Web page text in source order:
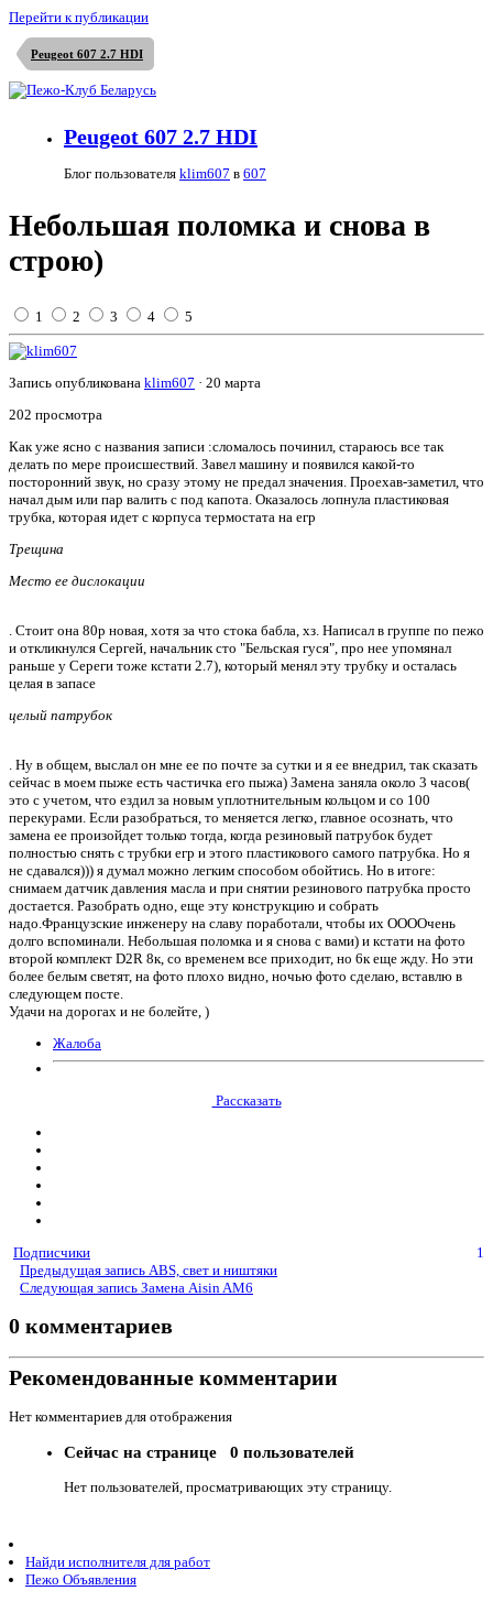
Перейти к публикации
Peugeot 607 2.7 HDI
Peugeot 607 2.7 HDI
Блог пользователя klim607 в 607
Небольшая поломка и снова в
строю)
1 2 3 4 5
Запись опубликована klim607 · 20 марта
202 просмотра
Как уже ясно с названия записи :сломалось починил, стараюсь все так
делать по мере происшествий. Завел машину и появился какой-то
посторонний звук, но сразу этому не предал значения. Проехав-заметил, что
начал дым или пар валить с под капота. Оказалось лопнула пластиковая
трубка, которая идет с корпуса термостата на егр
Трещина
Место ее дислокации
. Стоит она 80р новая, хотя за что стока бабла, хз. Написал в группе по пежо
и откликнулся Сергей, начальник сто "Бельская гуся", про нее упомянал
раньше у Сереги тоже кстати 2.7), который менял эту трубку и осталась
целая в запасе
целый патрубок
. Ну в общем, выслал он мне ее по почте за сутки и я ее внедрил, так сказать
сейчас в моем пыже есть частичка его пыжа) Замена заняла около 3 часов(
это с учетом, что ездил за новым уплотнительным кольцом и со 100
перекурами. Если разобраться, то меняется легко, главное осознать, что
замена ее произойдет только тогда, когда резиновый патрубок будет
полностью снять с трубки егр и этого пластикового самого патрубка. Но я
не сдавался))) я думал можно легким способом обойтись. Но в итоге:
снимаем датчик давления масла и при снятии резинового патрубка просто
достается. Разобрать одно, еще эту конструкцию и собрать
надо.Французские инженеру на славу поработали, чтобы их ООООчень
долго вспоминали. Небольшая поломка и я снова с вами) и кстати на фото
второй комплект D2R 8к, со временем все приходит, но 6к еще жду. Но эти
более белым светят, на фото плохо видно, ночью фото сделаю, вставлю в
следующем посте.
Удачи на дорогах и не болейте, )
Жалоба
Рассказать
Подписчики
1
Предыдущая запись ABS, свет и ништяки
Следующая запись Замена Aisin AM6
0 комментариев
Рекомендованные комментарии
Нет комментариев для отображения
Сейчас на странице 0 пользователей
Нет пользователей, просматривающих эту страницу.
Найди исполнителя для работ
Пежо Объявления